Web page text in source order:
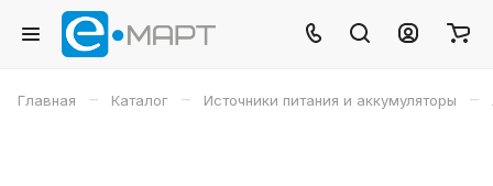
Главная – Каталог – Источники питания и аккумуляторы –